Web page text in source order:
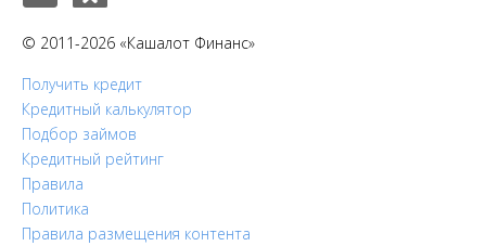
© 2011-2026 «Кашалот Финанс»
Получить кредит
Кредитный калькулятор
Подбор займов
Кредитный рейтинг
Правила
Политика
Правила размещения контента